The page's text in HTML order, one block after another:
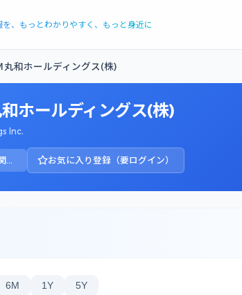
を、もっとわかりやすく、もっと身近に
丸和ホールディングス(株)
ホールディングス(株)
Inc.
倉庫・運輸関連業 お気に入り登録（要ログイン）
6M 1Y 5Y